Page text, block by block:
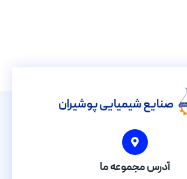
صنایع شیمیایی پوشیران
آدرس مجموعه ما